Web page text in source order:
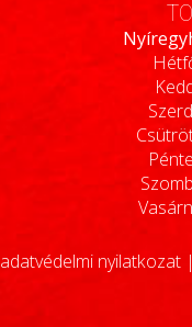
adatvédelmi nyilatkozat|